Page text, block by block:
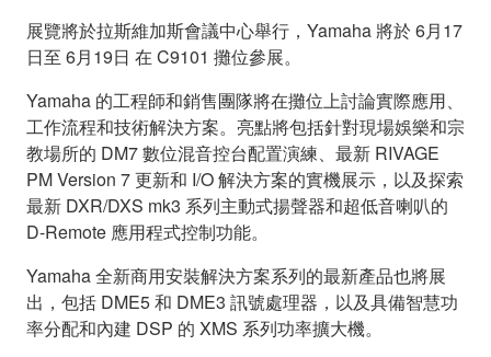
展覽將於拉斯維加斯會議中心舉行，Yamaha 將於 6月17
日至 6月19日 在 C9101 攤位參展。
Yamaha 的工程師和銷售團隊將在攤位上討論實際應用、
工作流程和技術解決方案。亮點將包括針對現場娛樂和宗
教場所的 DM7 數位混音控台配置演練、最新 RIVAGE
PM Version 7 更新和 I/O 解決方案的實機展示，以及探索
最新 DXR/DXS mk3 系列主動式揚聲器和超低音喇叭的
D-Remote 應用程式控制功能。
Yamaha 全新商用安裝解決方案系列的最新產品也將展
出，包括 DME5 和 DME3 訊號處理器，以及具備智慧功
率分配和內建 DSP 的 XMS 系列功率擴大機。